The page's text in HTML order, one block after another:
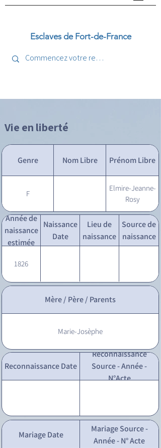
Esclaves de Fort-de-France
Vie en liberté
Genre Nom Libre Prénom Libre
F
Elmire-Jeanne-
Rosy
Année de
naissance
estimée
Naissance
Date
Lieu de
naissance
Source de
naissance
1826
Mère / Père / Parents
Marie-Josèphe
Reconnaissance Date
Reconnaissance
Source - Année -
N°Acte
Mariage Date
Mariage Source -
Année - N° Acte